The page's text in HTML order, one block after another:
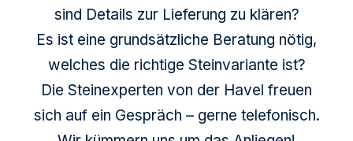
sind Details zur Lieferung zu klären?
Es ist eine grundsätzliche Beratung nötig,
welches die richtige Steinvariante ist?
Die Steinexperten von der Havel freuen
sich auf ein Gespräch – gerne telefonisch.